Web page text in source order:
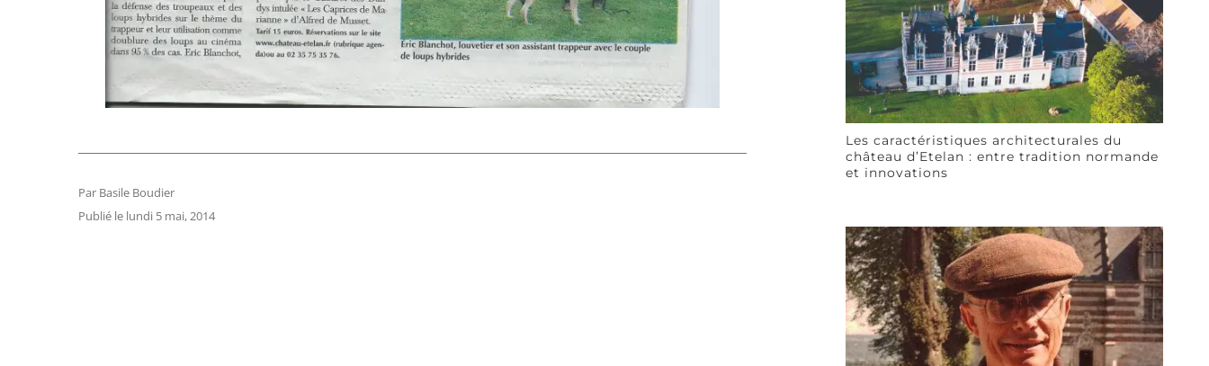
Par Basile Boudier
Publié le lundi 5 mai, 2014
Les caractéristiques architecturales du
château d’Etelan : entre tradition normande
et innovations